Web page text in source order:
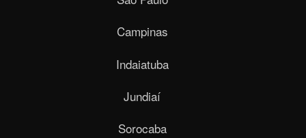
Campinas
Indaiatuba
Jundiaí
Sorocaba